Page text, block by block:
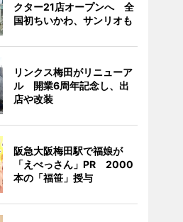
クター21店オープンへ 全
国初ちいかわ、サンリオも
リンクス梅田がリニューア
ル 開業6周年記念し、出
店や改装
阪急大阪梅田駅で福娘が
「えべっさん」PR 2000
本の「福笹」授与